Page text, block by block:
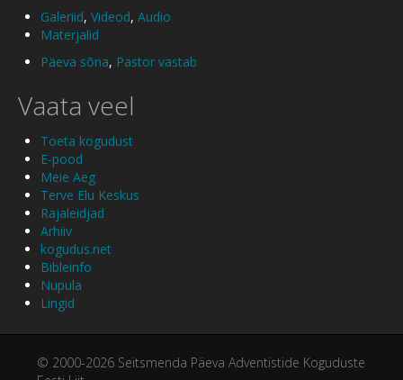
Galeriid, Videod, Audio
Materjalid
Päeva sõna, Pastor vastab
Vaata veel
Toeta kogudust
E-pood
Meie Aeg
Terve Elu Keskus
Rajaleidjad
Arhiiv
kogudus.net
Bibleinfo
Nupula
Lingid
© 2000-2026 Seitsmenda Päeva Adventistide Koguduste